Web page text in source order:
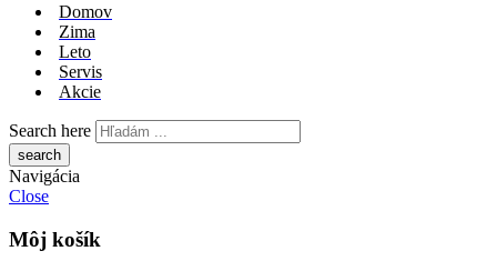
Domov
Zima
Leto
Servis
Akcie
Search here
Navigácia
Close
Môj košík